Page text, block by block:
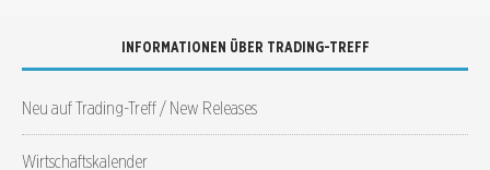
INFORMATIONEN ÜBER TRADING-TREFF
Neu auf Trading-Treff / New Releases
Wirtschaftskalender